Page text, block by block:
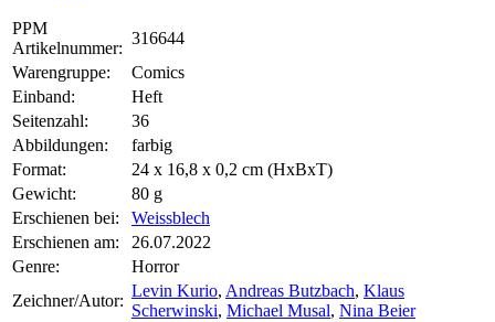
PPM
Artikelnummer:
316644
Warengruppe:
Comics
Einband:
Heft
Seitenzahl:
36
Abbildungen:
farbig
Format:
24 x 16,8 x 0,2 cm (HxBxT)
Gewicht:
80 g
Erschienen bei:
Weissblech
Erschienen am:
26.07.2022
Genre:
Horror
Zeichner/Autor:
Levin Kurio, Andreas Butzbach, Klaus
Scherwinski, Michael Musal, Nina Beier